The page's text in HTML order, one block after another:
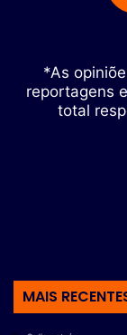
*As
reportagens
total
MAIS